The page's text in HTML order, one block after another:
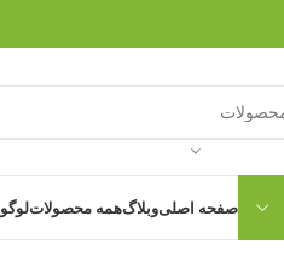
صفحه اصلیوبلاگهمه محصولاتلوگو